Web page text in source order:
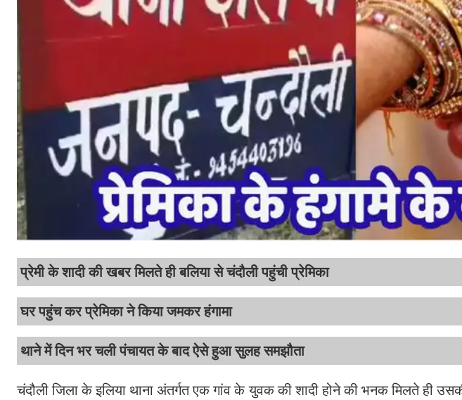
प्रेमी के शादी की खबर मिलते ही बलिया से चंदौली पहुंची प्रेमिका
घर पहुंच कर प्रेमिका ने किया जमकर हंगामा
थाने में दिन भर चली पंचायत के बाद ऐसे हुआ सुलह समझौता
चंदौली जिला के इलिया थाना अंतर्गत एक गांव के युवक की शादी होने की भनक मिलते ही